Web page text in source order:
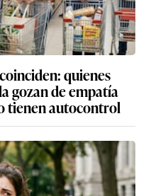
quienes
gozan de empatía
tienen autocontrol